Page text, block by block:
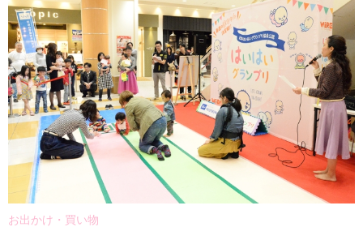
す
お出かけ・買い物